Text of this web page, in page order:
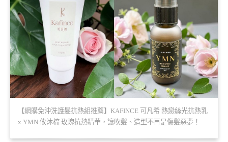
【網購免沖洗護髮抗熱組推薦】KAFINCE 可凡希 熱戀絲光抗熱乳
x YMN 攸沐橣 玫瑰抗熱精華，讓吹髮、造型不再是傷髮惡夢！